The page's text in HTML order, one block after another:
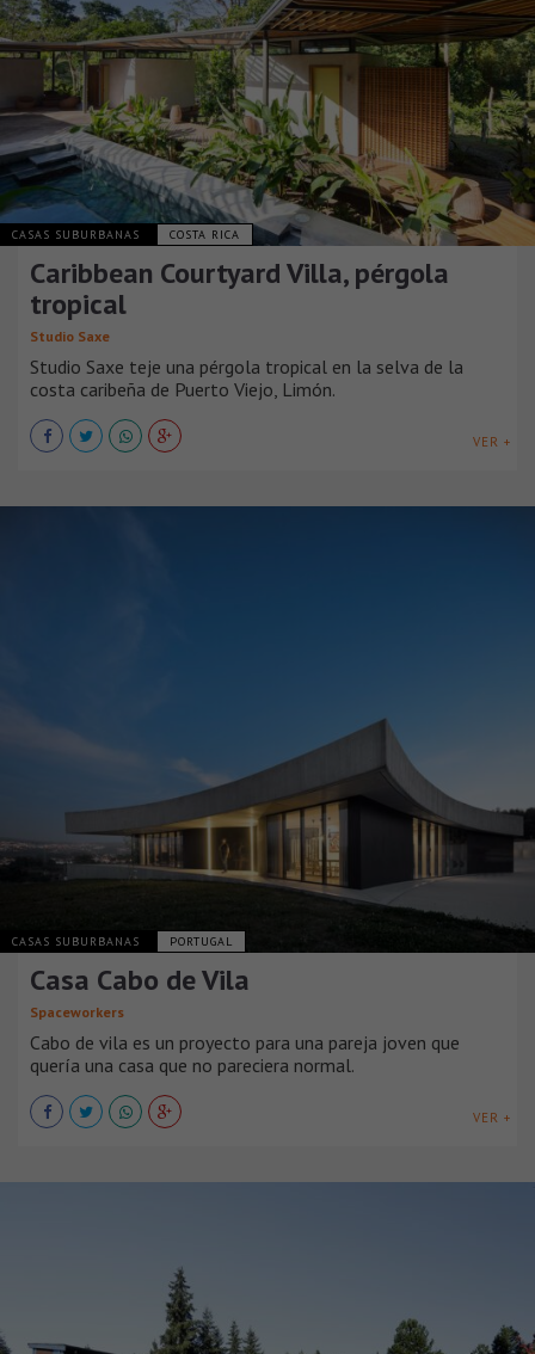
CASAS SUBURBANAS COSTA RICA
Caribbean Courtyard Villa, pérgola
tropical
Studio Saxe
Studio Saxe teje una pérgola tropical en la selva de la
costa caribeña de Puerto Viejo, Limón.
VER +
CASAS SUBURBANAS PORTUGAL
Casa Cabo de Vila
Spaceworkers
Cabo de vila es un proyecto para una pareja joven que
quería una casa que no pareciera normal.
VER +